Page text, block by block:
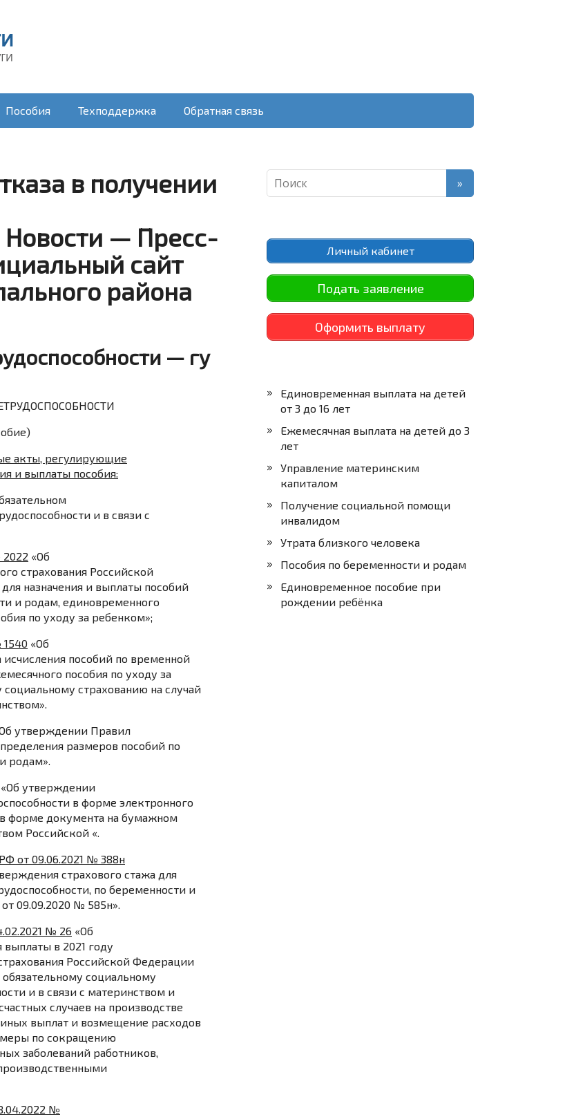
Пособия Техподдержка Обратная связь
в получении
Новости — Пресс-
сайт
района
— гу
акты, регулирующие
и выплаты пособия:
и в связи с
2022 «Об
страхования Российской
назначения и выплаты пособий
и родам, единовременного
по уходу за ребенком»;
«Об
пособий по временной
пособия по уходу за
страхованию на случай
утверждении Правил
размеров пособий по
родам».
«Об утверждении
в форме электронного
форме документа на бумажном
Российской «.
от 09.06.2021 № 388н
страхового стажа для
по беременности и
09.09.2020 № 585н».
№ 26 «Об
в 2021 году
Российской Федерации
социальному
и в связи с материнством и
случаев на производстве
выплат и возмещение расходов
меры по сокращению
заболеваний работников,
№
Личный кабинет
Подать заявление
Оформить выплату
Единовременная выплата на детей
от 3 до 16 лет
Ежемесячная выплата на детей до 3
лет
Управление материнским
капиталом
Получение социальной помощи
инвалидом
Утрата близкого человека
Пособия по беременности и родам
Единовременное пособие при
рождении ребёнка